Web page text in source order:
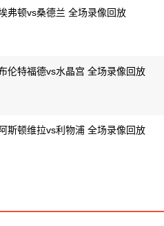
弗顿vs桑德兰 全场录像回放
伦特福德vs水晶宫 全场录像回放
斯顿维拉vs利物浦 全场录像回放